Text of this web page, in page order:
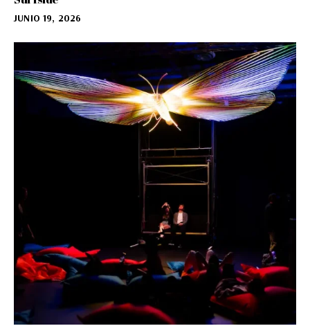
JUNIO 19, 2026